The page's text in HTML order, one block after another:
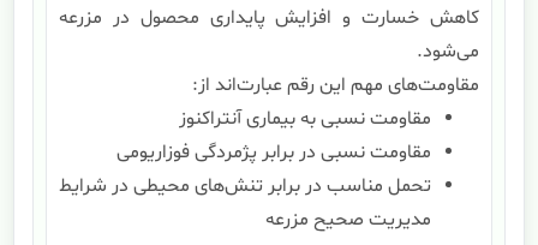
کاهش خسارت و افزایش پایداری محصول در مزرعه
می‌شود.
مقاومت‌های مهم این رقم عبارت‌اند از:
مقاومت نسبی به بیماری آنتراکنوز
مقاومت نسبی در برابر پژمردگی فوزاریومی
تحمل مناسب در برابر تنش‌های محیطی در شرایط
مدیریت صحیح مزرعه